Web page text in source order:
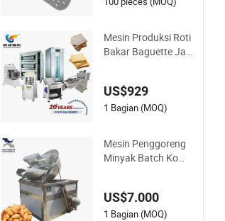
Mesin Produksi Roti
Bakar Baguette Jal
g Terjual Panas Per
alatan Bakery Maqu
US$929
1 Bagian (MOQ)
Mesin Penggoreng
Minyak Batch Kome
US$7.000
1 Bagian (MOQ)